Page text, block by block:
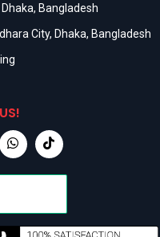
Bangladesh
City, Dhaka, Bangladesh